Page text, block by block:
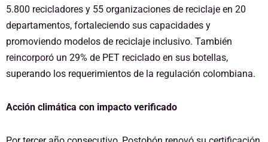
5.800 recicladores y 55 organizaciones de reciclaje en 20
departamentos, fortaleciendo sus capacidades y
promoviendo modelos de reciclaje inclusivo. También
reincorporó un 29% de PET reciclado en sus botellas,
superando los requerimientos de la regulación colombiana.
Acción climática con impacto verificado